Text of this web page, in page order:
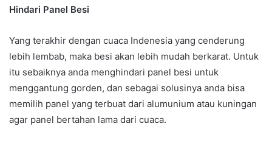
Hindari Panel Besi
Yang terakhir dengan cuaca Indenesia yang cenderung
lebih lembab, maka besi akan lebih mudah berkarat. Untuk
itu sebaiknya anda menghindari panel besi untuk
menggantung gorden, dan sebagai solusinya anda bisa
memilih panel yang terbuat dari alumunium atau kuningan
agar panel bertahan lama dari cuaca.